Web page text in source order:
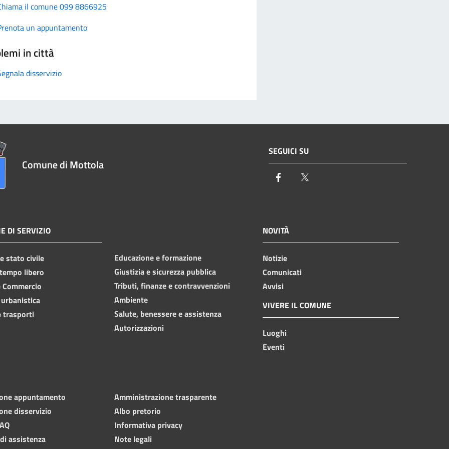
il comune 099 8866925
un appuntamento
in città
disservizio
Comune di Mottola
SEGUICI SU
Facebook
DI SERVIZIO
stato civile
libero
trasporti
Educazione e formazione
Giustizia e sicurezza pubblica
Tributi, finanze e contravvenzioni
Ambiente
Salute, benessere e assistenza
Autorizzazioni
NOVITÀ
Notizie
Comunicati
Avvisi
VIVERE IL COMUNE
Luoghi
Eventi
appuntamento
disservizio
assistenza
Amministrazione trasparente
Albo pretorio
Informativa privacy
Note legali